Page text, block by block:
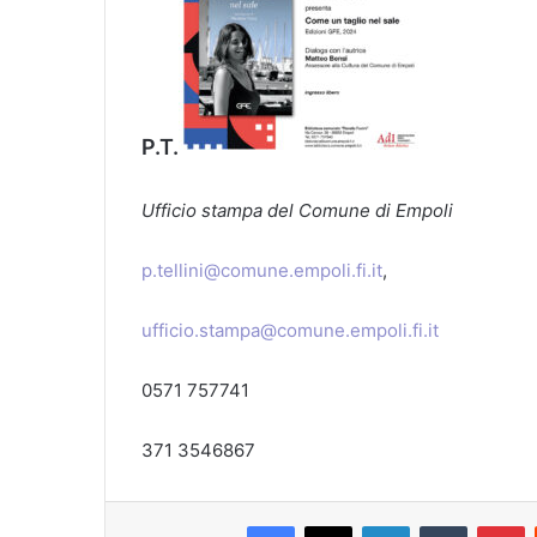
P.T.
Ufficio stampa del Comune di Empoli
p.tellini@comune.empoli.fi.it,
ufficio.stampa@comune.empoli.fi.it
0571 757741
371 3546867